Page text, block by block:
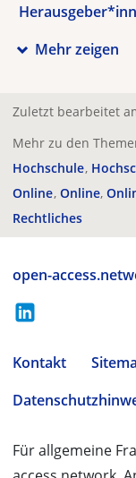
Mehr zeigen
Zuletzt bearbeitet
Mehr zu den
Hochschule
Online Online
Rechtliches
open-
Kontakt
Für allgemeine